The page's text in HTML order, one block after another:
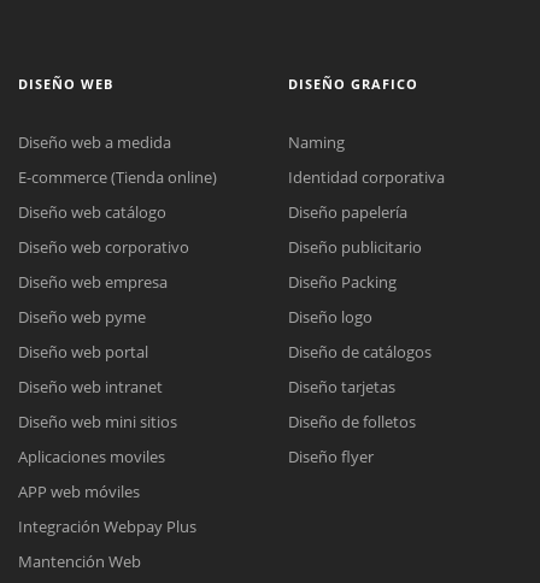
DISEÑO WEB
Diseño web a medida
E-commerce (Tienda online)
Diseño web catálogo
Diseño web corporativo
Diseño web empresa
Diseño web pyme
Diseño web portal
Diseño web intranet
Diseño web mini sitios
Aplicaciones moviles
APP web móviles
Integración Webpay Plus
Mantención Web
DISEÑO GRAFICO
Naming
Identidad corporativa
Diseño papelería
Diseño publicitario
Diseño Packing
Diseño logo
Diseño de catálogos
Diseño tarjetas
Diseño de folletos
Diseño flyer